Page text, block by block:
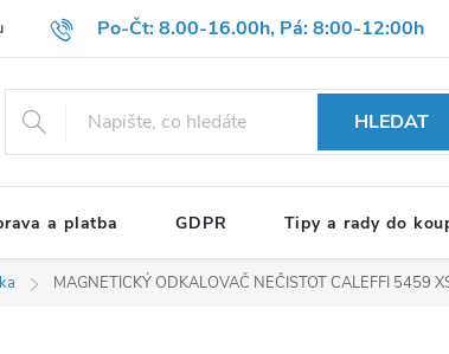
Po-Čt: 8.00-16.00h, Pá: 8:00-12:00h
Hodnocení obchodu Reklamační formulář
HLEDAT
a platba GDPR Tipy a rady do
MAGNETICKÝ ODKALOVAČ NEČISTOT CALEFFI 5459